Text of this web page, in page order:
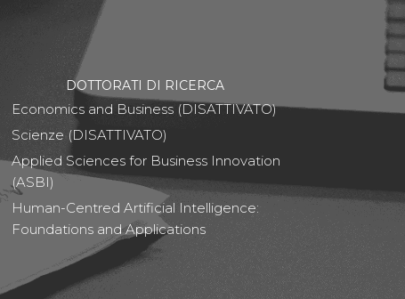
DOTTORATI DI RICERCA
Economics and Business (DISATTIVATO)
Scienze (DISATTIVATO)
Applied Sciences for Business Innovation
(ASBI)
Human-Centred Artificial Intelligence:
Foundations and Applications